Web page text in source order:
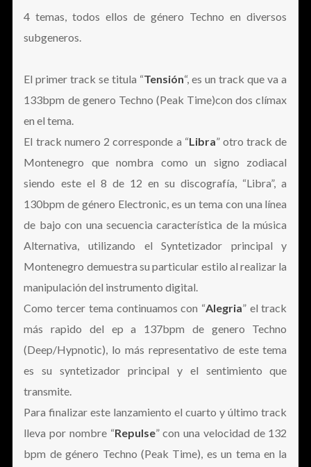
4 temas, todos ellos de género Techno en diversos
subgeneros.
El primer track se titula “Tensión“, es un track que va a
133bpm de genero Techno (Peak Time)con dos clímax
en el tema.
El track numero 2 corresponde a “Libra” otro track de
Montenegro que nombra como un signo zodiacal
siendo este el 8 de 12 en su discografía, “Libra”, a
130bpm de género Electronic, es un tema con una línea
de bajo con una secuencia característica de la música
Alternativa, utilizando el Syntetizador principal y
Montenegro demuestra su particular estilo al realizar la
manipulación del instrumento digital.
Como tercer tema continuamos con “Alegria” el track
más rapido del ep a 137bpm de genero Techno
(Deep/Hypnotic), lo más representativo de este tema
es su syntetizador principal y el sentimiento que
transmite.
Para finalizar este lanzamiento el cuarto y último track
lleva por nombre “Repulse” con una velocidad de 132
bpm de género Techno (Peak Time), es un tema en la